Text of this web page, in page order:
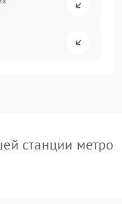
станции метро